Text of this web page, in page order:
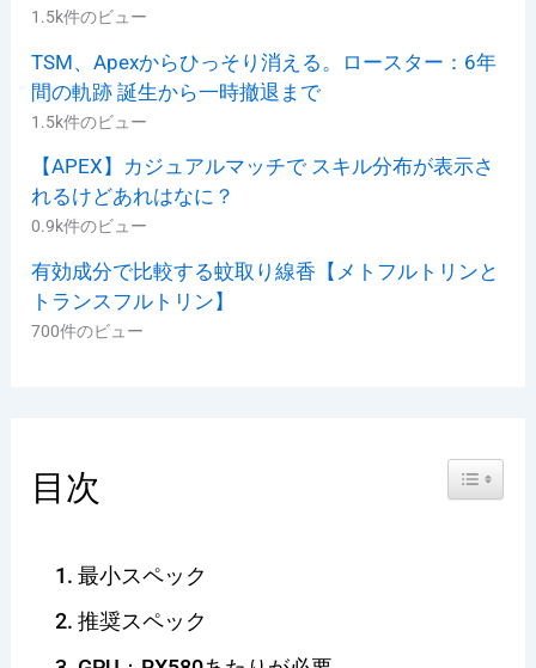
1.5k件のビュー
TSM、Apexからひっそり消える。ロースター：6年
間の軌跡 誕生から一時撤退まで
1.5k件のビュー
【APEX】カジュアルマッチで スキル分布が表示さ
れるけどあれはなに？
0.9k件のビュー
有効成分で比較する蚊取り線香【メトフルトリンと
トランスフルトリン】
700件のビュー
目次 Toggle
最小スペック
推奨スペック